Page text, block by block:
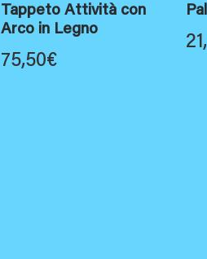
Tappeto Attività con
Arco in Legno
75,50€